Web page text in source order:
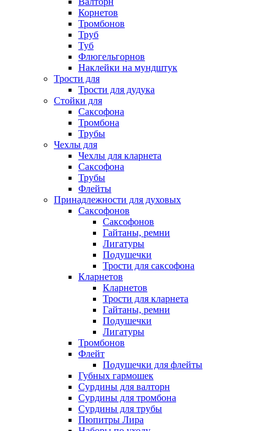
Корнетов
Тромбонов
Труб
Туб
Флюгельгорнов
Наклейки на мундштук
Трости для
Трости для дудука
Стойки для
Саксофона
Тромбона
Трубы
Чехлы для
Чехлы для кларнета
Саксофона
Трубы
Флейты
Принадлежности для духовых
Саксофонов
Саксофонов
Гайтаны, ремни
Лигатуры
Подушечки
Трости для саксофона
Кларнетов
Кларнетов
Трости для кларнета
Гайтаны, ремни
Подушечки
Лигатуры
Тромбонов
Флейт
Подушечки для флейты
Губных гармошек
Сурдины для валторн
Сурдины для тромбона
Сурдины для трубы
Пюпитры Лира